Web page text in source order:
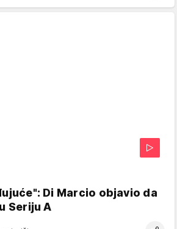
Di Marcio objavio da
Seriju A